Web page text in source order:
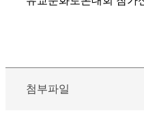
첨부파일